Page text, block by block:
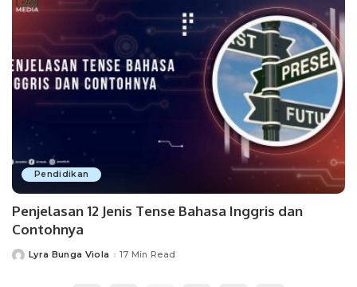
Pendidikan
Penjelasan 12 Jenis Tense Bahasa Inggris dan
Contohnya
PostedLyra Bunga Viola 17 Min Read